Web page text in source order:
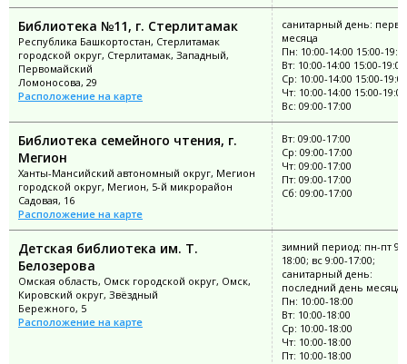
Библиотека №11, г. Стерлитамак
Республика Башкортостан, Стерлитамак
городской округ, Стерлитамак, Западный,
Первомайский
Ломоносова, 29
Расположение на карте
санитарный день:
месяца
Пн: 10:00-14:00 15:00-
Вт: 10:00-14:00 15:00-19:00
Ср: 10:00-14:00 15:00-19:00
Чт: 10:00-14:00 15:00-19:00
Вс: 09:00-17:00
Библиотека семейного чтения, г.
Мегион
Ханты-Мансийский автономный округ, Мегион
городской округ, Мегион, 5-й микрорайон
Садовая, 16
Расположение на карте
Вт: 09:00-17:00
Ср: 09:00-17:00
Чт: 09:00-17:00
Пт: 09:00-17:00
Сб: 09:00-17:00
Детская библиотека им. Т.
Белозерова
Омская область, Омск городской округ, Омск,
Кировский округ, Звёздный
Бережного, 5
Расположение на карте
зимний период: пн-пт
18:00; вс 9:00-17:00;
санитарный день:
последний день месяца
Пн: 10:00-18:00
Вт: 10:00-18:00
Ср: 10:00-18:00
Чт: 10:00-18:00
Пт: 10:00-18:00